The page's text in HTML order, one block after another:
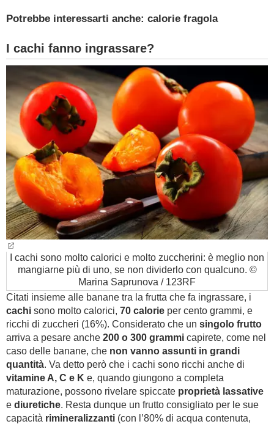
Potrebbe interessarti anche: calorie fragola
I cachi fanno ingrassare?
I cachi sono molto calorici e molto zuccherini: è meglio non
mangiarne più di uno, se non dividerlo con qualcuno. ©
Marina Saprunova / 123RF
Citati insieme alle banane tra la frutta che fa ingrassare, i
cachi sono molto calorici, 70 calorie per cento grammi, e
ricchi di zuccheri (16%). Considerato che un singolo frutto
arriva a pesare anche 200 o 300 grammi capirete, come nel
caso delle banane, che non vanno assunti in grandi
quantità. Va detto però che i cachi sono ricchi anche di
vitamine A, C e K e, quando giungono a completa
maturazione, possono rivelare spiccate proprietà lassative
e diuretiche. Resta dunque un frutto consigliato per le sue
capacità rimineralizzanti (con l’80% di acqua contenuta,